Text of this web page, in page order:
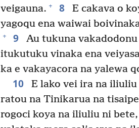
veigauna. + 8
E cakava o
yagoqu ena waiwai
+ 9
Au tukuna
itukutuku vinaka ena
ka e vakayacora na yalewa
10
E lako vei ira na
ratou na Tinikarua na
rogoci koya na iliuliu ni